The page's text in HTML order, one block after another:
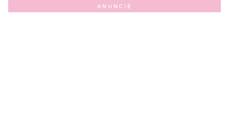
ANUNCIE